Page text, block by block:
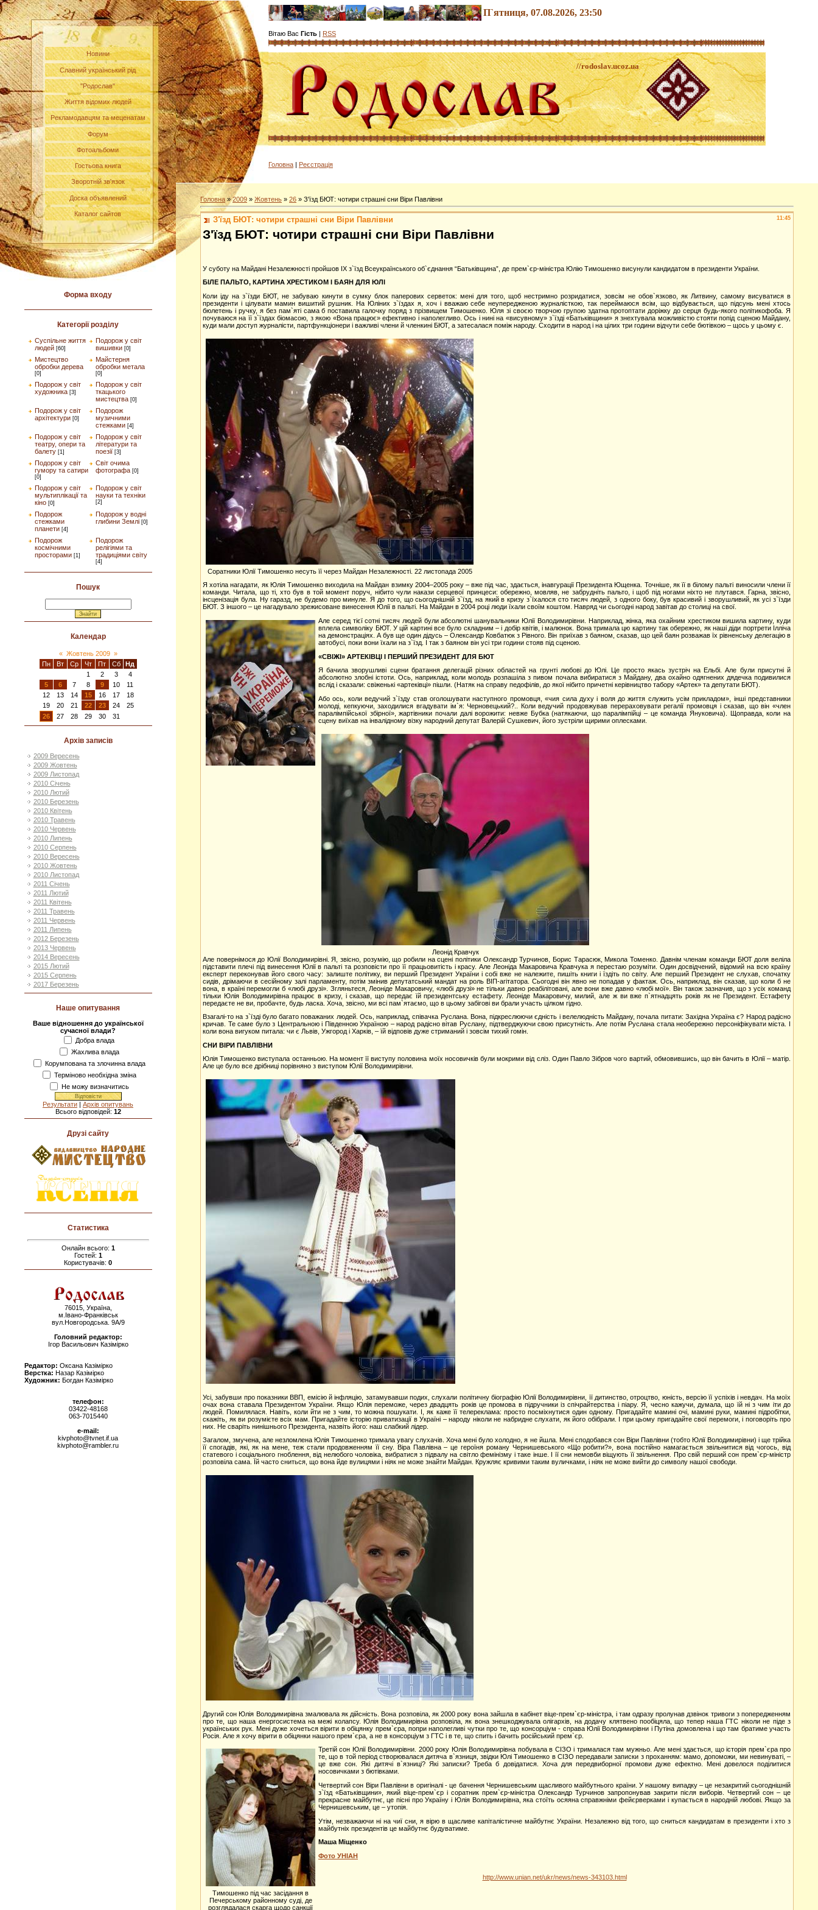
Новини
Славний український рід
"Родослав"
Життя відомих людей
Рекламодавцям та меценатам
Форум
Фотоальбоми
Гостьова книга
Зворотній зв'язок
Доска объявлений
Каталог сайтов
Форма входу
Категорії розділу
Суспільне життя
людей [60]
Подорож у світ
вишивки [0]
Мистецтво
обробки дерева
[0]
Майстерня
обробки метала
[0]
Подорож у світ
художника [3]
Подорож у світ
ткацького
мистецтва [0]
Подорож у світ
архітектури [0]
Подорож
музичними
стежками [4]
Подорож у світ
театру, опери та
балету [1]
Подорож у світ
літератури та
поезії [3]
Подорож у світ
гумору та сатири
[0]
Світ очима
фотографа [0]
Подорож у світ
мультиплікації та
кіно [0]
Подорож у світ
науки та техніки
[2]
Подорож
стежками
планети [4]
Подорож у водні
глибини Землі [0]
Подорож
космічними
просторами [1]
Подорож
релігіями та
традиціями світу
[4]
Пошук
Календар
« Жовтень 2009 »
Пн
Вт Ср Чт Пт Сб
Нд
1
2 3
4
5
6 7 8 9 10
11
12
13 14 15 16 17
18
19
20 21 22 23 24
25
26
27 28 29 30 31
Архів записів
2009 Вересень
2009 Жовтень
2009 Листопад
2010 Січень
2010 Лютий
2010 Березень
2010 Квітень
2010 Травень
2010 Червень
2010 Липень
2010 Серпень
2010 Вересень
2010 Жовтень
2010 Листопад
2011 Січень
2011 Лютий
2011 Квітень
2011 Травень
2011 Червень
2011 Липень
2012 Березень
2013 Червень
2014 Вересень
2015 Лютий
2015 Серпень
2017 Березень
Наше опитування
Ваше відношення до української
сучасної влади?
Добра влада
Жахлива влада
Корумпована та злочинна влада
Терміново необхідна зміна
Не можу визначитись
Результати | Архів опитувань
Всього відповідей: 12
Друзі сайту
Статистика
Онлайн всього: 1
Гостей: 1
Користувачів: 0
76015, Україна,
м.Івано-Франківськ
вул.Новгородська. 9А/9
Головний редактор:
Ігор Васильович Казімірко
Редактор: Оксана Казімірко
Верстка: Назар Казімірко
Художник: Богдан Казімірко
телефон:
03422-48168
063-7015440
e-mail:
kivphoto@tvnet.if.ua
kivphoto@rambler.ru
П`ятниця, 07.08.2026, 23:50
Вітаю Вас Гість | RSS
//rodoslav.ucoz.ua
Головна | Реєстрація
Головна »2009 » Жовтень » 26 » З'їзд БЮТ: чотири страшні сни Віри Павлівни
11:45
З'їзд БЮТ: чотири страшні сни Віри Павлівни
З'їзд БЮТ: чотири страшні сни Віри Павлівни
У суботу на Майдані Незалежності пройшов IX з`їзд Всеукраїнського об`єднання “Батьківщина”, де прем`єр-міністра Юлію Тимошенко висунули кандидатом в президенти України.
БІЛЕ ПАЛЬТО, КАРТИНА ХРЕСТИКОМ І БАЯН ДЛЯ ЮЛІ
Коли іду на з`їзди БЮТ, не забуваю кинути в сумку блок паперових серветок: мені для того, щоб нестримно розридатися, зовсім не обов`язково, як Литвину, самому висуватися в
президенти і цілувати мамин вишитий рушник. На Юліних з`їздах я, хоч і вважаю себе неупередженою журналісткою, так переймаюся всім, що відбувається, що підсунь мені хтось
бюлетень і ручку, я без пам`яті сама б поставила галочку поряд з прізвищем Тимошенко. Юля зі своєю творчою групою здатна протоптати доріжку до серця будь-якого політикофоба. Я
почуваюся на її з`їздах біомасою, з якою «Вона працює» ефективно і наполегливо. Ось і нині на «висувному» з`їзді «Батьківщини» я знехтувала можливістю стояти попід сценою Майдану,
куди мали доступ журналісти, партфункціонери і важливі члени й членкині БЮТ, а затесалася поміж народу. Сходити в народ і на цілих три години відчути себе бютівкою – щось у цьому є.
Соратники Юлії Тимошенко несуть її через Майдан Незалежності. 22 листопада 2005
Я хотіла нагадати, як Юлія Тимошенко виходила на Майдан взимку 2004–2005 року – вже під час, здається, інавгурації Президента Ющенка. Точніше, як її в білому пальті виносили члени її
команди. Читала, що ті, хто був в той момент поруч, нібито чули накази серцевої принцеси: обережно, мовляв, не забрудніть пальто, і щоб під ногами ніхто не плутався. Гарна, звісно,
інсценізація була. Ну гаразд, не будемо про минуле. Я до того, що сьогоднішній з`їзд, на який в кризу з`їхалося сто тисяч людей, з одного боку, був красивий і зворушливий, як усі з`їзди
БЮТ. З іншого – це нагадувало зрежисоване винесення Юлії в пальті. На Майдан в 2004 році люди їхали своїм коштом. Навряд чи сьогодні народ завітав до столиці на свої.
Але серед тієї сотні тисяч людей були абсолютні шанувальники Юлії Володимирівни. Наприклад, жінка, яка охайним хрестиком вишила картину, куди
вплела символіку БЮТ. У цій картині все було складним – і добір квітів, і малюнок. Вона тримала цю картину так обережно, як наші діди портрети Ілліча
на демонстраціях. А був ще один дідусь – Олександр Ковбатюк з Рівного. Він приїхав з баяном, сказав, що цей баян розважав їх рівненську делегацію в
автобусі, поки вони їхали на з`їзд. І так з баяном він усі три години стояв під сценою.
«СВІЖІ» АРТЕКІВЦІ І ПЕРШИЙ ПРЕЗИДЕНТ ДЛЯ БЮТ
Я бачила зворушливі сцени братання делегацій різних областей на грунті любові до Юлі. Це просто якась зустріч на Ельбі. Але були присутні й
абсолютно злобні істоти. Ось, наприклад, коли молодь розпашіла з пивом почала вибиратися з Майдану, два охайно одягнених дядечка подивилися
вслід і сказали: свіженькі «артеківці» пішли. (Натяк на справу педофілів, до якої нібито причетні керівництво табору «Артек» та депутати БЮТ).
Або ось, коли ведучий з`їзду став оголошувати наступного промовця, «чия сила духу і воля до життя служить усім прикладом», інші представники
молоді, кепкуючи, заходилися вгадувати ім`я: Черновецький?.. Коли ведучий продовжував перераховувати регалії промовця і сказав, що він «член
паралімпійської збірної», жартівники почали далі ворожити: невже Бубка (натякаючи, що паралімпійці – це команда Януковича). Щоправда, коли на
сцену виїхав на інвалідному візку народний депутат Валерій Сушкевич, його зустріли щирими оплесками.
Леонід Кравчук
Але повернімося до Юлії Володимирівні. Я, звісно, розумію, що робили на сцені політики Олександр Турчинов, Борис Тарасюк, Микола Томенко. Давнім членам команди БЮТ доля веліла
підставити плечі під винесення Юлії в пальті та розповісти про її працьовитість і красу. Але Леоніда Макаровича Кравчука я перестаю розуміти. Один досвідчений, відомий на всю країну
експерт переконував його свого часу: залиште політику, ви перший Президент України і собі вже не належите, пишіть книги і їздіть по світу. Але перший Президент не слухав, спочатку
сидів, дрімаючи в сесійному залі парламенту, потім змінив депутатський мандат на роль ВІП-агітатора. Сьогодні він явно не попадав у фактаж. Ось, наприклад, він сказав, що коли б не
вона, в країні перемогли б «любі друзі». Згляньтеся, Леоніде Макаровичу, «любі друзі» не тільки давно реабілітовані, але вони вже давно «любі мої». Він також зазначив, що з усіх команд
тільки Юлія Володимирівна працює в кризу, і сказав, що передає їй президентську естафету. Леоніде Макаровичу, милий, але ж ви вже п`ятнадцять років як не Президент. Естафету
передаєте не ви, пробачте, будь ласка. Хоча, звісно, ми всі пам`ятаємо, що в цьому забігові ви брали участь цілком гідно.
Взагалі-то на з`їзді було багато поважаних людей. Ось, наприклад, співачка Руслана. Вона, підкреслюючи єдність і велелюдність Майдану, почала питати: Західна Україна є? Народ радісно
кричав. Те саме було з Центральною і Південною Україною – народ радісно вітав Руслану, підтверджуючи свою присутність. Але потім Руслана стала необережно персоніфікувати міста. І
коли вона вигуком питала: чи є Львів, Ужгород і Харків, – їй відповів дуже стриманий і зовсім тихий гомін.
СНИ ВІРИ ПАВЛІВНИ
Юлія Тимошенко виступала останньою. На момент її виступу половина моїх носовичків були мокрими від сліз. Один Павло Зібров чого вартий, обмовившись, що він бачить в Юлії – матір.
Але це було все дрібниці порівняно з виступом Юлії Володимирівни.
Усі, забувши про показники ВВП, емісію й інфляцію, затамувавши подих, слухали політичну біографію Юлії Володимирівни, її дитинство, отроцтво, юність, версію її успіхів і невдач. На моїх
очах вона ставала Президентом України. Якщо Юлія переможе, через двадцять років це промова в підручники із спічрайтерства і піару. Я, чесно кажучи, думала, що їй ні з чим іти до
людей. Помилялася. Навіть, коли йти не з чим, то можна пошукати. І, як каже її телереклама: просто посміхнутися один одному. Пригадайте мамині очі, мамині руки, мамині підробітки,
скажіть, як ви розумієте всіх мам. Пригадайте історію приватизації в Україні – народу ніколи не набридне слухати, як його обібрали. І при цьому пригадайте свої перемоги, і поговоріть про
них. Не сваріть нинішнього Президента, назвіть його: наш слабкий лідер.
Загалом, змучена, але незломлена Юлія Тимошенко тримала увагу слухачів. Хоча мені було холодно, я не йшла. Мені сподобався сон Віри Павлівни (тобто Юлії Володимирівни) і ще трійка
її спогадів, які, як на мене, теж стали продовженням її сну. Віра Павлівна – це героїня роману Чернишевського «Що робити?», вона постійно намагається звільнитися від чогось, від
статевого і соціального гноблення, від нелюбого чоловіка, вибратися з підвалу на світло фемінізму і таке інше. І її сни немовби віщують її звільнення. Про свій перший сон прем`єр-міністр
розповіла сама. Їй часто сниться, що вона йде вулицями і ніяк не може знайти Майдан. Кружляє кривими таким вуличками, і ніяк не може вийти до символу нашої свободи.
Другий сон Юлія Володимирівна змалювала як дійсність. Вона розповіла, як 2000 року вона зайшла в кабінет віце-прем`єр-міністра, і там одразу пролунав дзвінок тривоги з попередженням
про те, що наша енергосистема на межі колапсу. Юлія Володимирівна розповіла, як вона знешкоджувала олігархів, на додачу клятвено пообіцяла, що тепер наша ГТС ніколи не піде з
українських рук. Мені дуже хочеться вірити в обіцянку прем`єра, попри наполегливі чутки про те, що консорціум - справа Юлії Володимирівни і Путіна домовлена і що там братиме участь
Росія. Але я хочу вірити в обіцянки нашого прем`єра, а не в консорціум з ГТС і в те, що спить і бачить російський прем`єр.
Тимошенко під час засідання в
Печерському районному суді, де
розглядалася скарга щодо санкції
Третій сон Юлії Володимирівни. 2000 року Юлія Володимирівна побувала в СІЗО і трималася там мужньо. Але мені здається, що історія прем`єра про
те, що в той період створювалася дитяча в`язниця, звідки Юлі Тимошенко в СІЗО передавали записки з проханням: мамо, допоможи, ми невинуваті, –
це вже сон. Які дитячі в`язниці? Які записки? Треба б довідатися. Хоча для передвиборної промови дуже ефектно. Мені довелося поділитися
носовичками з бютівками.
Четвертий сон Віри Павлівни в оригіналі - це бачення Чернишевським щасливого майбутнього країни. У нашому випадку – це незакритий сьогоднішній
з`їзд «Батьківщини», який віце-прем`єр і соратник прем`єр-міністра Олександр Турчинов запропонував закрити після виборів. Четвертий сон – це
прекрасне майбутнє, це пісні про Україну і Юлія Володимирівна, яка стоїть осяяна справжніми фейєрверками і купається в народній любові. Якщо за
Чернишевським, це – утопія.
Утім, незважаючи ні на чиї сни, я вірю в щасливе капіталістичне майбутнє України. Незалежно від того, що сниться кандидатам в президенти і хто з
майбутніх президентів це майбутнє будуватиме.
Маша Міщенко
Фото УНІАН
http://www.unian.net/ukr/news/news-343103.html